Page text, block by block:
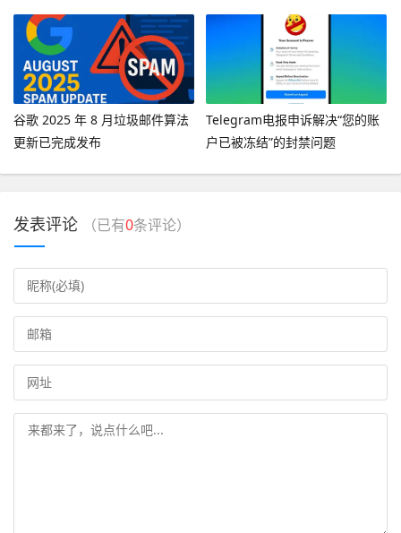
消息”
谷歌 2025 年 8 月垃圾邮件算法
更新已完成发布
Telegram电报申诉解决“您的账
户已被冻结”的封禁问题
发表评论 （已有0条评论）